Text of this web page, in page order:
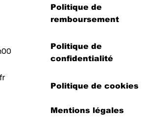
Politique de
remboursement
Politique de
confidentialité
Politique de cookies
Mentions légales